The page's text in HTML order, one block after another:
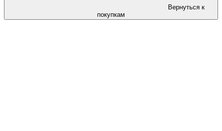
Вернуться к
покупкам